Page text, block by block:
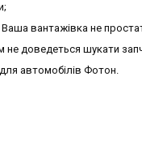
Ваша вантажівка не
доведеться шукати
для автомобілів Фотон.